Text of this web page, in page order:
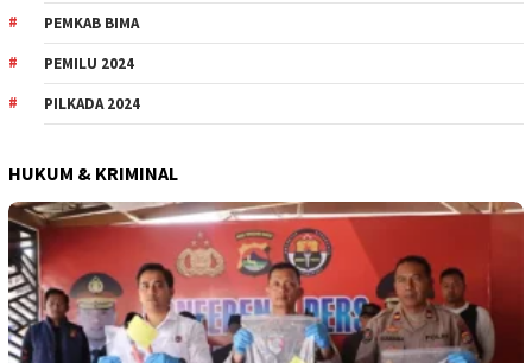
PEMKAB BIMA
PEMILU 2024
PILKADA 2024
HUKUM & KRIMINAL